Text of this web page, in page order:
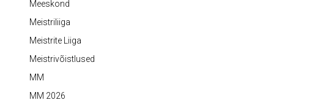
Meeskond
Meistriliiga
Meistrite Liiga
Meistrivõistlused
MM
MM 2026